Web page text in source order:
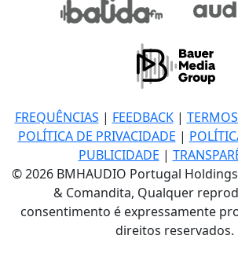
FREQUÊNCIAS | FEEDBACK|
POLÍTICA DE PRIVACIDADE |
PUBLICIDADE |
© 2026 BMHAUDIO Portugal
& Comandita, Qualquer
consentimento é expressamente
direitos reservados.